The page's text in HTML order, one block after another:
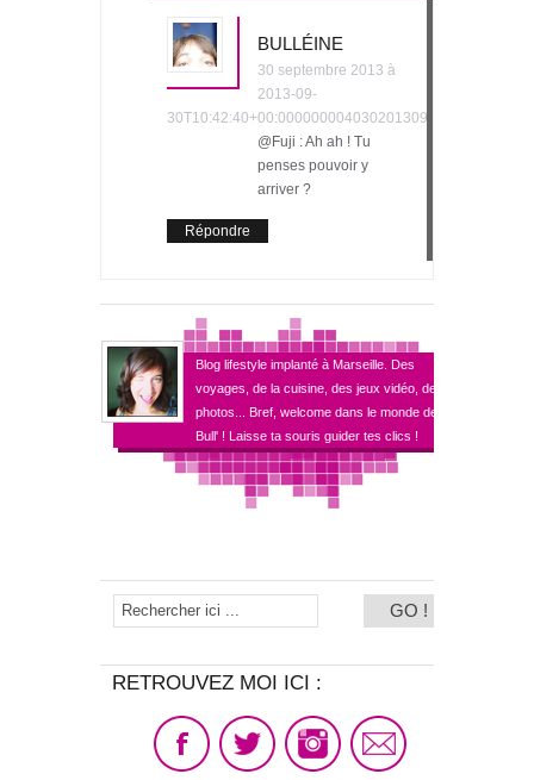
BULLÉINE
30 septembre 2013 à
2013-09-
30T10:42:40+00:000000004030201309
@Fuji : Ah ah ! Tu
penses pouvoir y
arriver ?
Répondre
Blog lifestyle implanté à Marseille. Des
voyages, de la cuisine, des jeux vidéo, des
photos... Bref, welcome dans le monde de
Bull' ! Laisse ta souris guider tes clics !
RETROUVEZ MOI ICI :